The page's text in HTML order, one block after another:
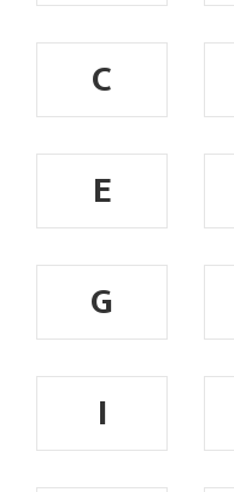
C
E
G
I